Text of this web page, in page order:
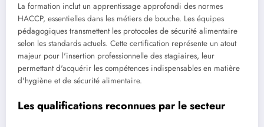
La formation inclut un apprentissage approfondi des normes
HACCP, essentielles dans les métiers de bouche. Les équipes
pédagogiques transmettent les protocoles de sécurité alimentaire
selon les standards actuels. Cette certification représente un atout
majeur pour l'insertion professionnelle des stagiaires, leur
permettant d'acquérir les compétences indispensables en matière
d'hygiène et de sécurité alimentaire.
Les qualifications reconnues par le secteur